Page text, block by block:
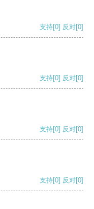
支持[0] 反对[0]
支持[0] 反对[0]
支持[0] 反对[0]
支持[0] 反对[0]